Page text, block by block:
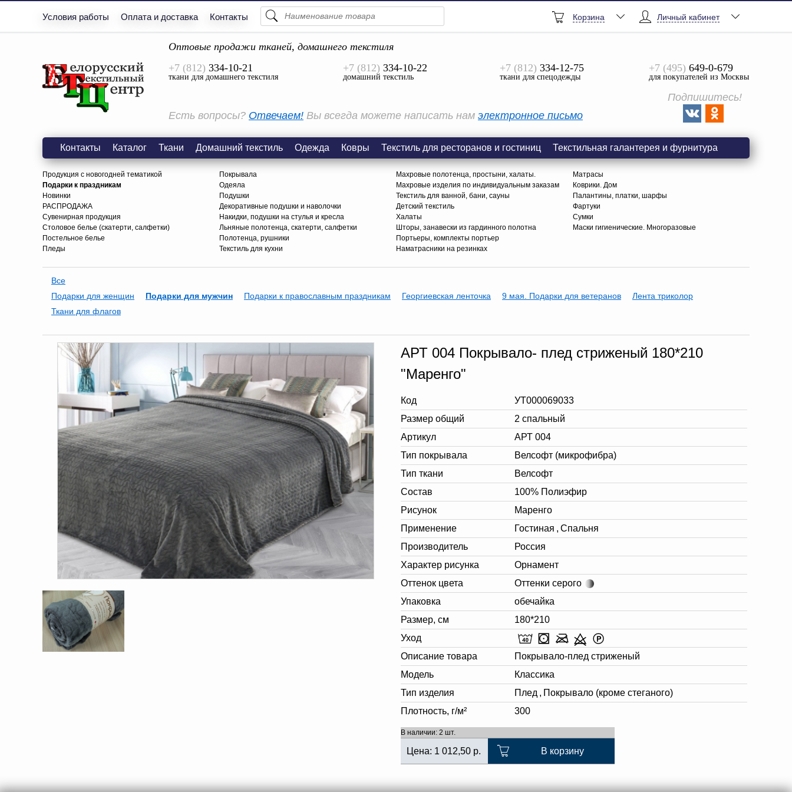
Условия работы Оплата и доставка Контакты
Просмотреть Все
Личный кабинет
Корзина
Оптовые продажи тканей, домашнего текстиля
+7 (812) 334-10-21
ткани для домашнего текстиля
+7 (812) 334-10-22
домашний текстиль
+7 (812) 334-12-75
ткани для спецодежды
+7 (495) 649-0-679
для покупателей из Москвы
Есть вопросы? Отвечаем! Вы всегда можете написать нам электронное письмо
Подпишитесь!
Контакты Каталог Ткани Домашний текстиль Одежда Ковры Текстиль для ресторанов и гостиниц Текстильная галантерея и фурнитура
Продукция с новогодней тематикой
Подарки к праздникам
Новинки
РАСПРОДАЖА
Сувенирная продукция
Столовое белье (скатерти, салфетки)
Постельное белье
Пледы
Покрывала
Одеяла
Подушки
Декоративные подушки и наволочки
Накидки, подушки на стулья и кресла
Льняные полотенца, скатерти, салфетки
Полотенца, рушники
Текстиль для кухни
Махровые полотенца, простыни, халаты.
Махровые изделия по индивидуальным заказам
Текстиль для ванной, бани, сауны
Детский текстиль
Халаты
Шторы, занавески из гардинного полотна
Портьеры, комплекты портьер
Наматрасники на резинках
Матрасы
Коврики. Дом
Палантины, платки, шарфы
Фартуки
Сумки
Маски гигиенические. Многоразовые
Все
Подарки для женщин
Подарки для мужчин Подарки к православным праздникам Георгиевская ленточка 9 мая. Подарки для ветеранов
Лента триколор
Ткани для флагов
АРТ 004 Покрывало- плед стриженый 180*210
"Маренго"
Код
УТ000069033
Размер общий
2 спальный
Артикул
АРТ 004
Тип покрывала
Велсофт (микрофибра)
Тип ткани
Велсофт
Состав
100% Полиэфир
Рисунок
Маренго
Применение
Гостиная , Спальня
Производитель
Россия
Характер рисунка
Орнамент
Оттенок цвета
Оттенки серого
Упаковка
обечайка
Размер, см
180*210
Уход
Описание товара
Покрывало-плед стриженый
Модель
Классика
Тип изделия
Плед , Покрывало (кроме стеганого)
Плотность, г/м²
300
В наличии: 2 шт.
Цена: 1 012,50 р. В корзину